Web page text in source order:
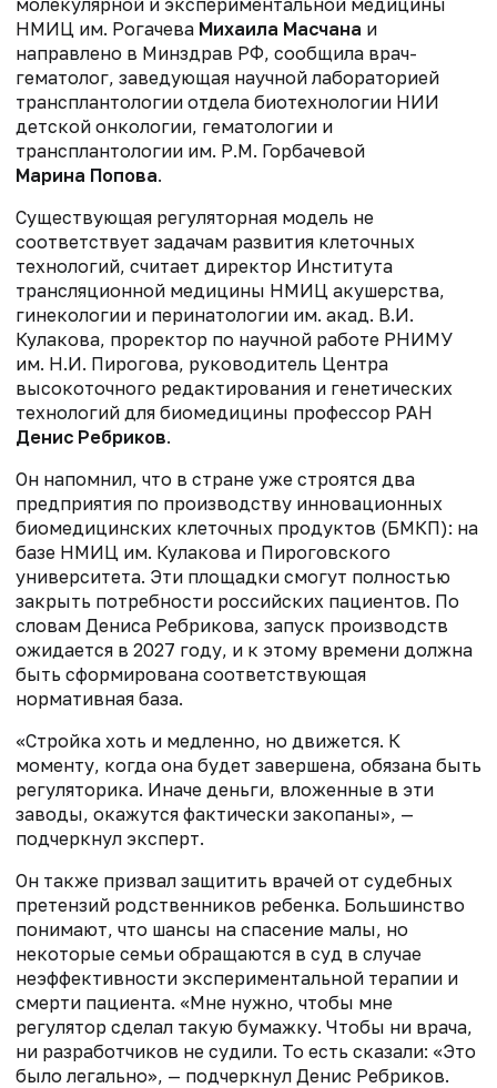
НМИЦ им. Рогачева Михаила Масчана и
направлено в Минздрав РФ, сообщила врач-
гематолог, заведующая научной лабораторией
трансплантологии отдела биотехнологии НИИ
детской онкологии, гематологии и
трансплантологии им. Р.М. Горбачевой
Марина Попова.
Существующая регуляторная модель не
соответствует задачам развития клеточных
технологий, считает директор Института
трансляционной медицины НМИЦ акушерства,
гинекологии и перинатологии им. акад. В.И.
Кулакова, проректор по научной работе РНИМУ
им. Н.И. Пирогова, руководитель Центра
высокоточного редактирования и генетических
технологий для биомедицины профессор РАН
Денис Ребриков.
Он напомнил, что в стране уже строятся два
предприятия по производству инновационных
биомедицинских клеточных продуктов (БМКП): на
базе НМИЦ им. Кулакова и Пироговского
университета. Эти площадки смогут полностью
закрыть потребности российских пациентов. По
словам Дениса Ребрикова, запуск производств
ожидается в 2027 году, и к этому времени должна
быть сформирована соответствующая
нормативная база.
«Стройка хоть и медленно, но движется. К
моменту, когда она будет завершена, обязана быть
регуляторика. Иначе деньги, вложенные в эти
заводы, окажутся фактически закопаны», —
подчеркнул эксперт.
Он также призвал защитить врачей от судебных
претензий родственников ребенка. Большинство
понимают, что шансы на спасение малы, но
некоторые семьи обращаются в суд в случае
неэффективности экспериментальной терапии и
смерти пациента. «Мне нужно, чтобы мне
регулятор сделал такую бумажку. Чтобы ни врача,
ни разработчиков не судили. То есть сказали: «Это
было легально», — подчеркнул Денис Ребриков.